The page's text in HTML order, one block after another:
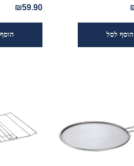
₪59.90